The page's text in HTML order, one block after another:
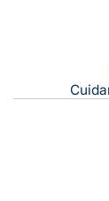
Tiempo
Gratis en